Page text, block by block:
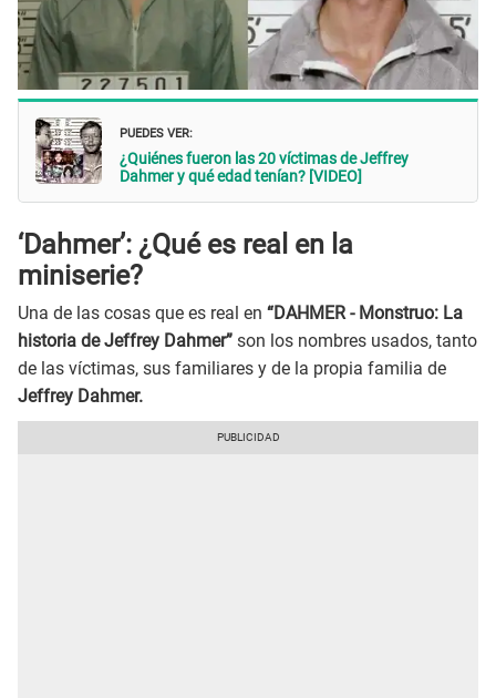
PUEDES VER:
¿Quiénes fueron las 20 víctimas de Jeffrey
Dahmer y qué edad tenían? [VIDEO]
‘Dahmer’: ¿Qué es real en la
miniserie?
Una de las cosas que es real en “DAHMER - Monstruo: La
historia de Jeffrey Dahmer” son los nombres usados, tanto
de las víctimas, sus familiares y de la propia familia de
Jeffrey Dahmer.